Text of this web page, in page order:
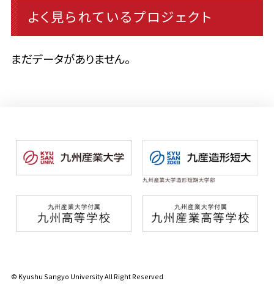
よく見られているプロジェクト
まだデータがありません。
© Kyushu Sangyo University All Right Reserved